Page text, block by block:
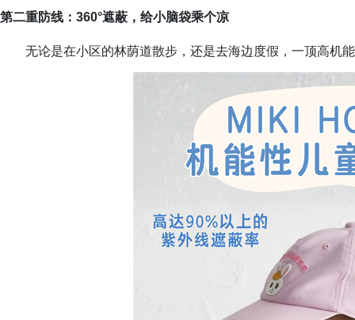
第二重防线：360°遮蔽，给小脑袋乘个凉
无论是在小区的林荫道散步，还是去海边度假，一顶高机